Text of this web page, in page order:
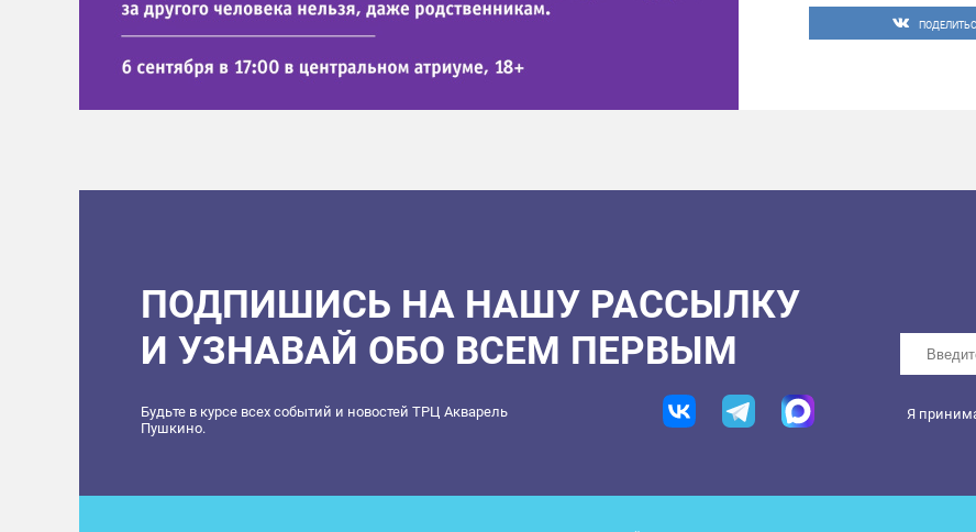
ПОДПИШИСЬ НА НАШУ РАССЫЛКУ
И УЗНАВАЙ ОБО ВСЕМ ПЕРВЫМ
Будьте в курсе всех событий и новостей ТРЦ Акварель
Пушкино.
Я